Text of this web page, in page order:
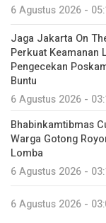
6 Agustus 2026 -
Jaga Jakarta On
Perkuat Keamanan
Pengecekan
Buntu
6 Agustus 2026 -
Bhabinkamtibmas
Warga Gotong
Lomba
6 Agustus 2026 -
6 Agustus 2026 -